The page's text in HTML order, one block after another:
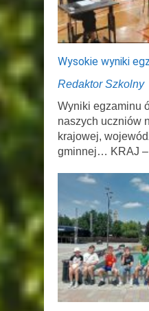
Wysokie wyniki
Redaktor Szkolny
Wyniki egzaminu
naszych uczniów
krajowej,
gminnej… KRAJ –